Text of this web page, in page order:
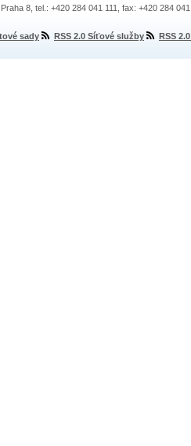
8, tel.: +420 284 041 111, fax: +420 284
sady RSS 2.0 Síťové služby RSS